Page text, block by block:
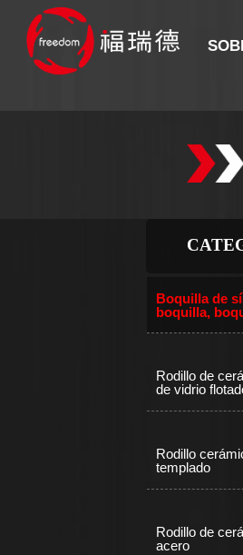
Boquilla de
boquilla,
Rodillo de
de vidrio
Rodillo
templado
Rodillo de
acero